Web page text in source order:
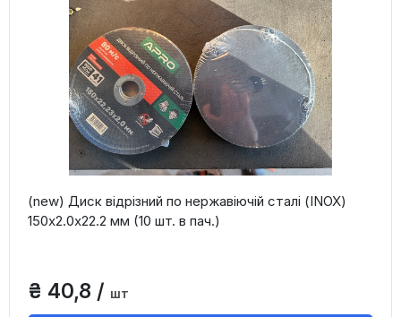
(new) Диск відрізний по нержавіючій сталі (INOX)
150х2.0х22.2 мм (10 шт. в пач.)
₴ 40,8 / шт